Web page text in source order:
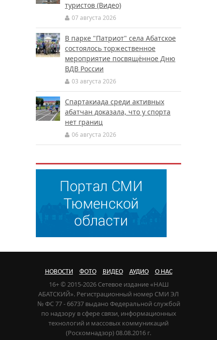
туристов (Видео)
07 августа 2026
В парке "Патриот" села Абатское
состоялось торжественное
мероприятие посвящённое Дню
ВДВ России
03 августа 2026
Спартакиада среди активных
абатчан доказала, что у спорта
нет границ
06 августа 2026
НОВОСТИ ФОТО ВИДЕО АУДИО О НАС
16+ © 2015-2026 Сетевое издание «НАШ
АБАТСКИЙ». Регистрационный номер СМИ ЭЛ
№ ФС 77 - 66737 выдано Федеральной службой
по надзору в сфере связи, информационных
технологий и массовых коммуникаций
(Роскомнадзор) 08.08.2016 г.